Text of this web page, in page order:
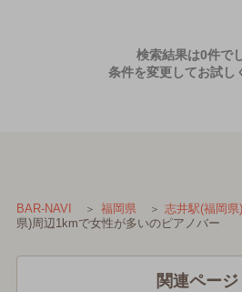
検索結果は0件で
条件を変更してお試し
BAR-NAVI 福岡県 志井駅(福岡
県)周辺1kmで女性が多いのピアノバー
関連ページ